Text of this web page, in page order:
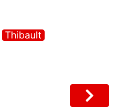
Thibault